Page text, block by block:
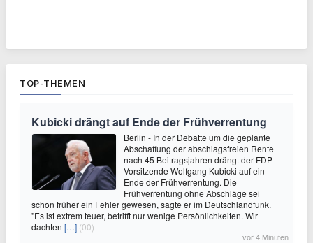
TOP-THEMEN
Kubicki drängt auf Ende der Frühverrentung
Berlin - In der Debatte um die geplante
Abschaffung der abschlagsfreien Rente
nach 45 Beitragsjahren drängt der FDP-
Vorsitzende Wolfgang Kubicki auf ein
Ende der Frühverrentung. Die
Frühverrentung ohne Abschläge sei
schon früher ein Fehler gewesen, sagte er im Deutschlandfunk.
"Es ist extrem teuer, betrifft nur wenige Persönlichkeiten. Wir
dachten […] (00)
vor 4 Minuten